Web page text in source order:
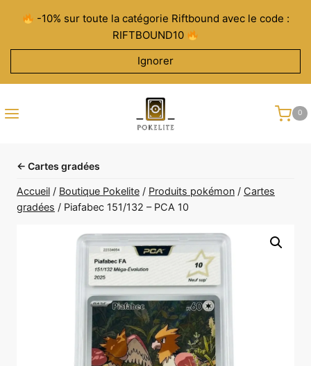
contenu
-10% sur toute la catégorie Riftbound avec le code :
RIFTBOUND10
Ignorer
0
← Cartes gradées
Accueil / Boutique Pokelite / Produits pokémon / Cartes
gradées / Piafabec 151/132 – PCA 10